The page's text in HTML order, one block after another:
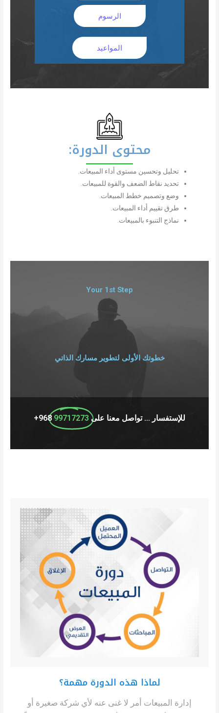
الرسوم
المواعيد
محتوى الدورة:
تحليل وتحسين مستوى أداء المبيعات.
تحديد نقاط الضعف والقوة للمبيعات.
وضع وتصميم خطط المبيعات.
طرق تقييم أداء المبيعات.
نماذج التنبوء بالمبيعات.
Your 1st Step
خطوتك الأولى لتطوير مسارك الذاتي
للإستفسار ... تواصل معنا على 99717273
968+
لماذا هذه الدورة مهمة؟
إدارة المبيعات أمر لا غنى عنه لأي شركة صغيرة أو